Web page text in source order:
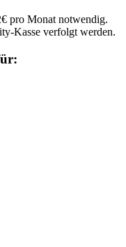
pro Monat notwendig.
Kasse verfolgt werden.